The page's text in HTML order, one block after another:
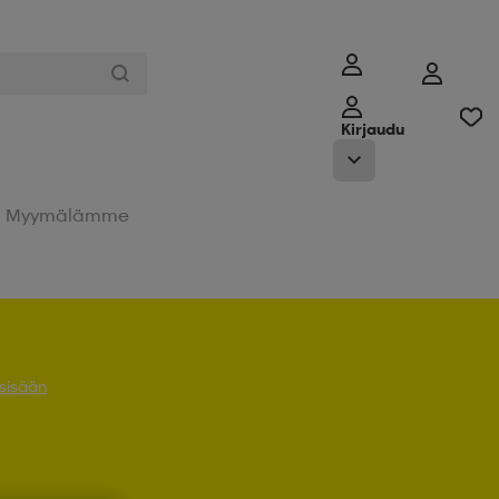
Kirjaudu
Myymälämme